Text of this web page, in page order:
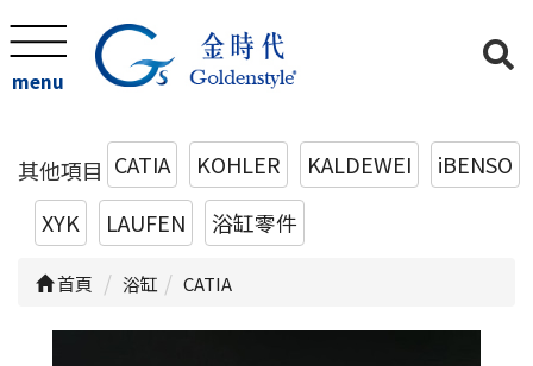
menu
其他項目 CATIA KOHLER KALDEWEI
iBENSO
XYK
LAUFEN 浴缸零件
首頁 浴缸 CATIA